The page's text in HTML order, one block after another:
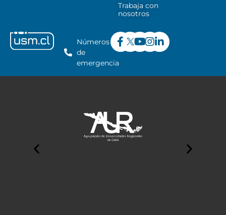
Trabaja con
nosotros
Números
de
emergencia